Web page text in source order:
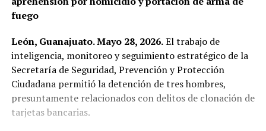
fuego
León, Guanajuato. Mayo 28, 2026.El trabajo de
inteligencia, monitoreo y seguimiento estratégico de la
Secretaría de Seguridad, Prevención y Protección
Ciudadana permitió la detención de tres hombres,
presuntamente relacionados con delitos de clonación de
tarjetas bancarias.